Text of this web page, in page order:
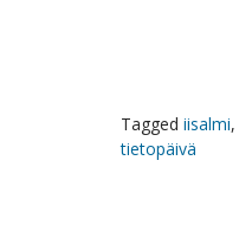
Tagged iisalmi,
tietopäivä